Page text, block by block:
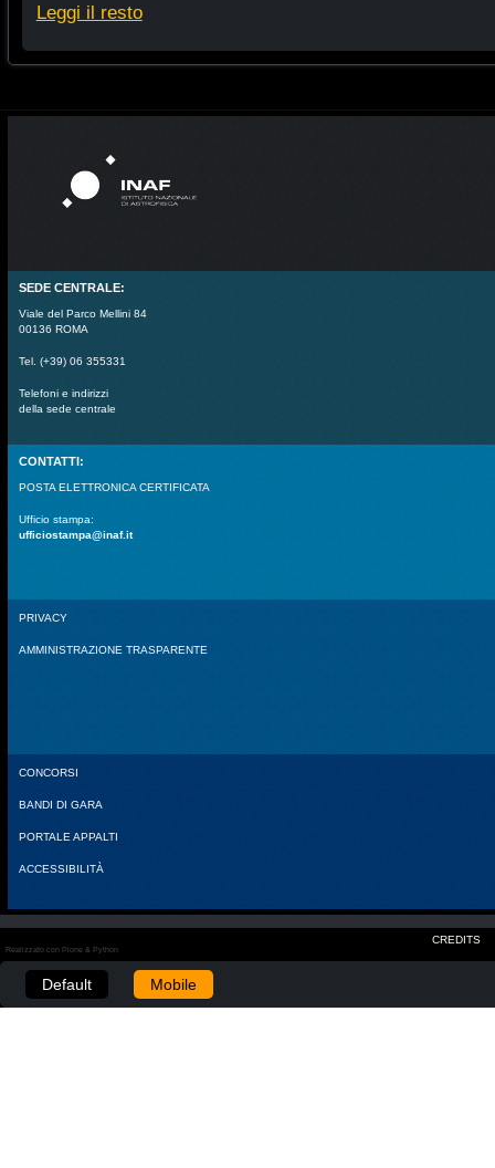
Leggi il resto
SEDE CENTRALE:
Viale del Parco Mellini 84
00136 ROMA
Tel. (+39) 06 355331
Telefoni e indirizzi
della sede centrale
CONTATTI:
POSTA ELETTRONICA CERTIFICATA
Ufficio stampa:
ufficiostampa@inaf.it
PRIVACY
AMMINISTRAZIONE TRASPARENTE
CONCORSI
BANDI DI GARA
PORTALE APPALTI
ACCESSIBILITÀ
CREDITS
Realizzato con Plone & Python
Default Mobile